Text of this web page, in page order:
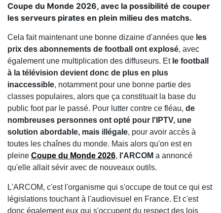
Coupe du Monde 2026, avec la possibilité de couper
les serveurs pirates en plein milieu des matchs.
Cela fait maintenant une bonne dizaine d'années que les
prix des abonnements de football ont explosé, avec
également une multiplication des diffuseurs. Et le football
à la télévision devient donc de plus en plus
inaccessible, notamment pour une bonne partie des
classes populaires, alors que ça constituait la base du
public foot par le passé. Pour lutter contre ce fléau, de
nombreuses personnes ont opté pour l'IPTV, une
solution abordable, mais illégale, pour avoir accès à
toutes les chaînes du monde. Mais alors qu'on est en
pleine Coupe du Monde 2026, l'ARCOM a annoncé
qu'elle allait sévir avec de nouveaux outils.
L'ARCOM, c'est l'organisme qui s'occupe de tout ce qui est
législations touchant à l'audiovisuel en France. Et c'est
donc également eux qui s'occupent du respect des lois